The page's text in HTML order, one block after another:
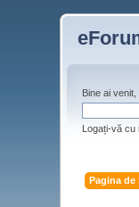
Bine ai venit,
Logați-vă cu
Pagina de